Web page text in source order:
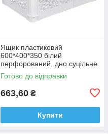
Ящик пластиковий
600*400*350 білий
перфорований, дно суцільне
Готово до відправки
663,60 ₴
Купити